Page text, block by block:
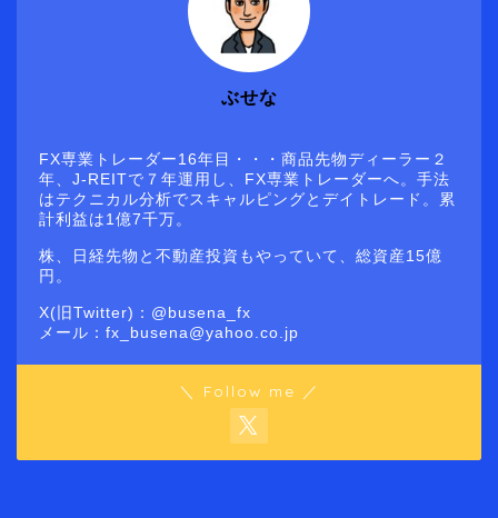
ぶせな
FX専業トレーダー16年目・・・商品先物ディーラー２
年、J-REITで７年運用し、FX専業トレーダーへ。手法
はテクニカル分析でスキャルピングとデイトレード。累
計利益は1億7千万。
株、日経先物と不動産投資もやっていて、総資産15億
円。
X(旧Twitter)：@busena_fx
メール：fx_busena@yahoo.co.jp
＼ Follow me ／